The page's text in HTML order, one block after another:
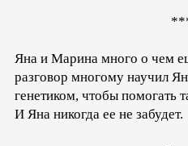
Яна и Марина много о чем
разговор многому научил
генетиком, чтобы помогать
И Яна никогда ее не забудет.